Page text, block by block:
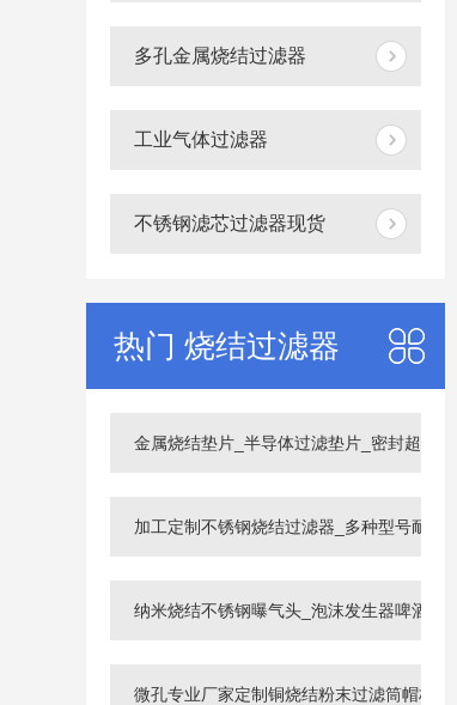
多孔金属烧结过滤器
工业气体过滤器
不锈钢滤芯过滤器现货
热门 烧结过滤器
金属烧结垫片_半导体过滤垫片_密封超纯净
加工定制不锈钢烧结过滤器_多种型号耐压
纳米烧结不锈钢曝气头_泡沫发生器啤酒头
微孔专业厂家定制铜烧结粉末过滤筒帽杯 用